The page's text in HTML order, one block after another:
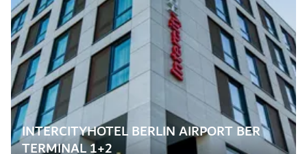
INTERCITYHOTEL BERLIN AIRPORT BER
TERMINAL 1+2